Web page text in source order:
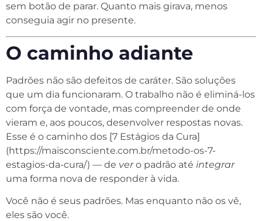
sem botão de parar. Quanto mais girava, menos
conseguia agir no presente.
O caminho adiante
Padrões não são defeitos de caráter. São soluções
que um dia funcionaram. O trabalho não é eliminá-los
com força de vontade, mas compreender de onde
vieram e, aos poucos, desenvolver respostas novas.
Esse é o caminho dos [7 Estágios da Cura]
(https://maisconsciente.com.br/metodo-os-7-
estagios-da-cura/) — de vero padrão até integrar
uma forma nova de responder à vida.
Você não é seus padrões. Mas enquanto não os vê,
eles são você.